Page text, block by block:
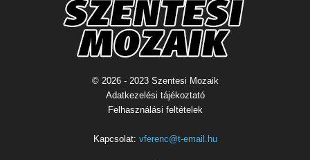
© 2026 - 2023 Szentesi Mozaik
Adatkezelési tájékoztató
Felhasználási feltételek
Kapcsolat: vferenc@t-email.hu